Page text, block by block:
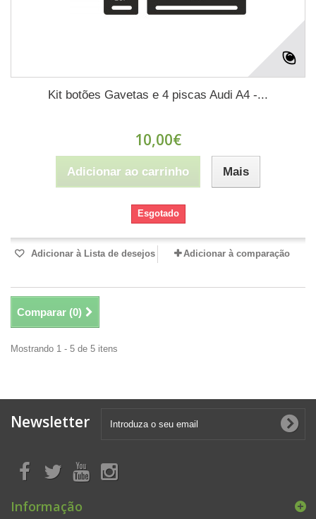
Kit botões Gavetas e 4 piscas Audi A4 -...
10,00€
Adicionar ao carrinho Mais
Esgotado
Adicionar à Lista de desejos Adicionar à comparação
Comparar (0)
Mostrando 1 - 5 de 5 itens
Newsletter
Informação